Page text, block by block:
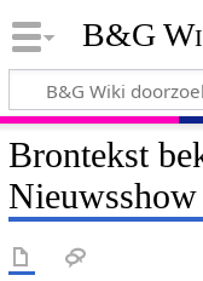
B&G
Brontekst
Nieuwsshow